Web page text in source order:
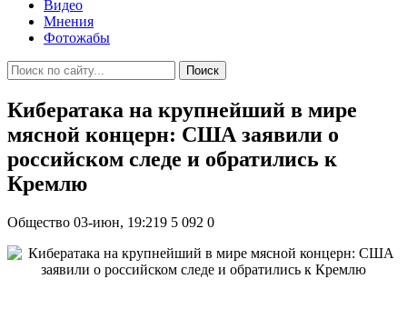
Видео
Мнения
Фотожабы
Поиск
Кибератака на крупнейший в мире
мясной концерн: США заявили о
российском следе и обратились к
Кремлю
Общество 03-июн, 19:219 5 092 0